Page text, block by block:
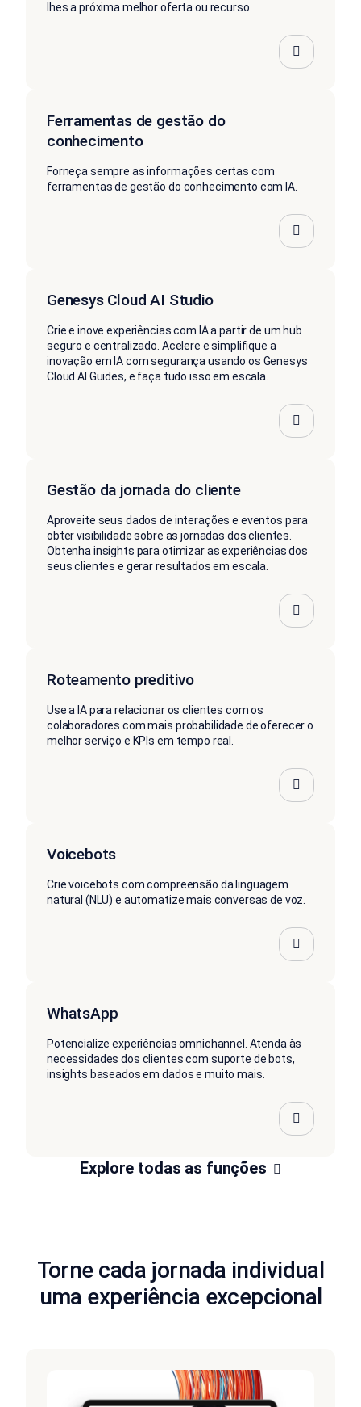
lhes a próxima melhor oferta ou recurso.
Ferramentas de gestão do
conhecimento
Forneça sempre as informações certas com
ferramentas de gestão do conhecimento com IA.
Genesys Cloud AI Studio
Crie e inove experiências com IA a partir de um hub
seguro e centralizado. Acelere e simplifique a
inovação em IA com segurança usando os Genesys
Cloud AI Guides, e faça tudo isso em escala.
Gestão da jornada do cliente
Aproveite seus dados de interações e eventos para
obter visibilidade sobre as jornadas dos clientes.
Obtenha insights para otimizar as experiências dos
seus clientes e gerar resultados em escala.
Roteamento preditivo
Use a IA para relacionar os clientes com os
colaboradores com mais probabilidade de oferecer o
melhor serviço e KPIs em tempo real.
Voicebots
Crie voicebots com compreensão da linguagem
natural (NLU) e automatize mais conversas de voz.
WhatsApp
Potencialize experiências omnichannel. Atenda às
necessidades dos clientes com suporte de bots,
insights baseados em dados e muito mais.
Explore todas as funções
Torne cada jornada individual
uma experiência excepcional